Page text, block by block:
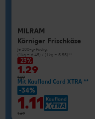
MILRAM
Körniger Frischkäse
je 200-g-Packg.
(1 kg = 6.45) / (1 kg = 5.55)**
-23%
1.29
1.69
Mit Kaufland Card XTRA **
-34%
1.11
1.69